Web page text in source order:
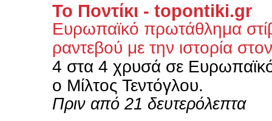
Το Ποντίκι - topontiki.gr
Ευρωπαϊκό πρωτάθλημα
ραντεβού με την ιστορία
4 στα 4 χρυσά σε
ο Μίλτος Τεντόγλου.
Πριν από 21 δευτερόλεπτα